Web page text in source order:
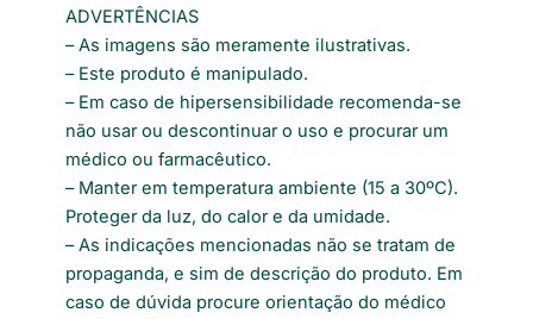
ADVERTÊNCIAS
– As imagens são meramente ilustrativas.
– Este produto é manipulado.
– Em caso de hipersensibilidade recomenda-se
não usar ou descontinuar o uso e procurar um
médico ou farmacêutico.
– Manter em temperatura ambiente (15 a 30ºC).
Proteger da luz, do calor e da umidade.
– As indicações mencionadas não se tratam de
propaganda, e sim de descrição do produto. Em
caso de dúvida procure orientação do médico